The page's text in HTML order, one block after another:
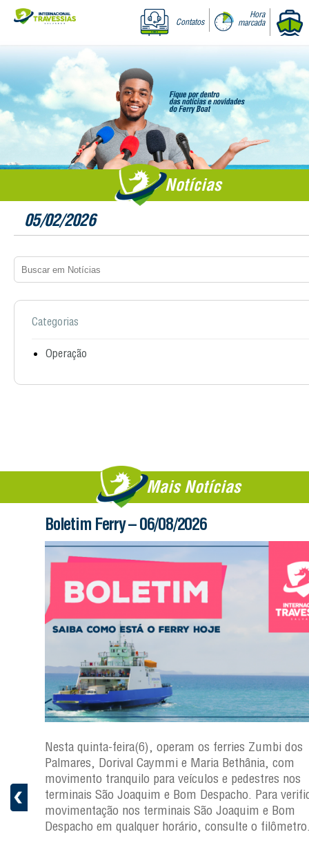
Contatos
Hora
marcada
Notícias
05/02/2026
Categorias
Operação
Mais Notícias
Boletim Ferry – 06/08/2026
Nesta quinta-feira(6), operam os ferries Zumbi dos
Palmares, Dorival Caymmi e Maria Bethânia, com
movimento tranquilo para veículos e pedestres nos
terminais São Joaquim e Bom Despacho. Para
movimentação nos terminais São Joaquim e Bom
Despacho em qualquer horário, consulte o